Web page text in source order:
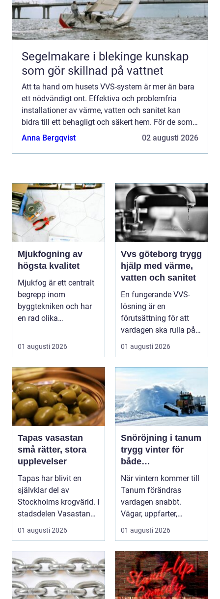
Segelmakare i blekinge kunskap
som gör skillnad på vattnet
Att ta hand om husets VVS-system är mer än bara
ett nödvändigt ont. Effektiva och problemfria
installationer av värme, vatten och sanitet kan
bidra till ett behagligt och säkert hem. För de som
bor i Jämtland k...
Anna Bergqvist 02 augusti 2026
Mjukfogning av
högsta kvalitet
Mjukfog är ett centralt
begrepp inom
byggtekniken och har
en rad olika
.
01 augusti 2026
Vvs göteborg trygg
hjälp med värme,
vatten och sanitet
En fungerande VVS-
lösning är en
förutsättning för att
vardagen ska rulla på.
När värmen strular,
01 augusti 2026
Tapas vasastan
små rätter, stora
upplevelser
Tapas har blivit en
självklar del av
Stockholms krogvärld. I
stadsdelen Vasastan
har utvecklingen gå...
01 augusti 2026
Snöröjning i tanum
trygg vinter för
både
privatpersoner och
företag
När vintern kommer till
Tanum förändras
vardagen snabbt.
Vägar, uppfarter,
parkeringar och
gångvägar...
01 augusti 2026